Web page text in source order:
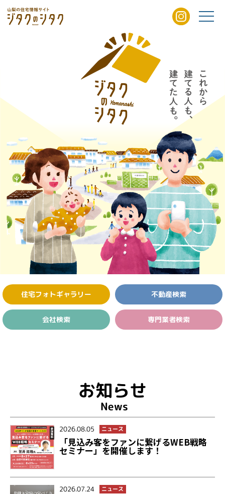
住宅フォトギャラリー 不動産検索
会社検索 専門業者検索
お知らせ
News
2026.08.05 ニュース
「見込み客をファンに繋げるWEB戦略
セミナー」を開催します！
2026.07.24 ニュース